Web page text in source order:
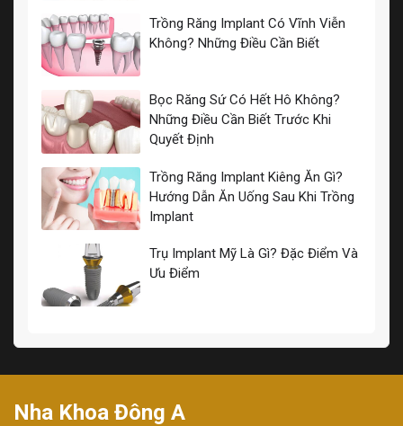
Trồng Răng Implant Có Vĩnh Viễn
Không? Những Điều Cần Biết
Bọc Răng Sứ Có Hết Hô Không?
Những Điều Cần Biết Trước Khi
Quyết Định
Trồng Răng Implant Kiêng Ăn Gì?
Hướng Dẫn Ăn Uống Sau Khi Trồng
Implant
Trụ Implant Mỹ Là Gì? Đặc Điểm Và
Ưu Điểm
Nha Khoa Đông A